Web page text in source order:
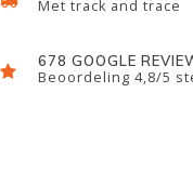
Met track and trace
678 GOOGLE
Beoordeling 4,8/5